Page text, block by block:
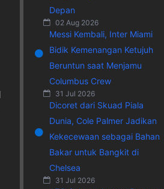
Depan
02 Aug 2026
Messi Kembali, Inter Miami
Bidik Kemenangan Ketujuh
Beruntun saat Menjamu
Columbus Crew
31 Jul 2026
Dicoret dari Skuad Piala
Dunia, Cole Palmer Jadikan
Kekecewaan sebagai Bahan
Bakar untuk Bangkit di
Chelsea
31 Jul 2026